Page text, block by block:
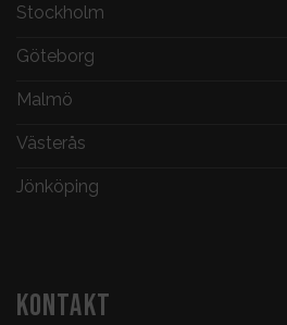
Stockholm
Göteborg
Malmö
Västerås
Jönköping
KONTAKT